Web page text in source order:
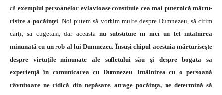
că exemplul per­soanelor evlavioase constituie cea mai puternică mărtu­
risire a pocăinţei. Noi putem să vorbim multe despre Dumnezeu, să citim
cărţi, să cugetăm, dar aceastanu substituie în nici un fel întâlnirea
minunată cu un rob al lui Dumnezeu. Însuşi chipul acestuia mărturiseşte
de­spre virtuţile minunate ale sufletului său şi despre boga­ta sa
experienţă în comunicarea cu Dumnezeu. Intâlni­rea cu o persoană
râvnitoare ne ridică din nepăsare, atra­ge pocăinţa, ne determină să